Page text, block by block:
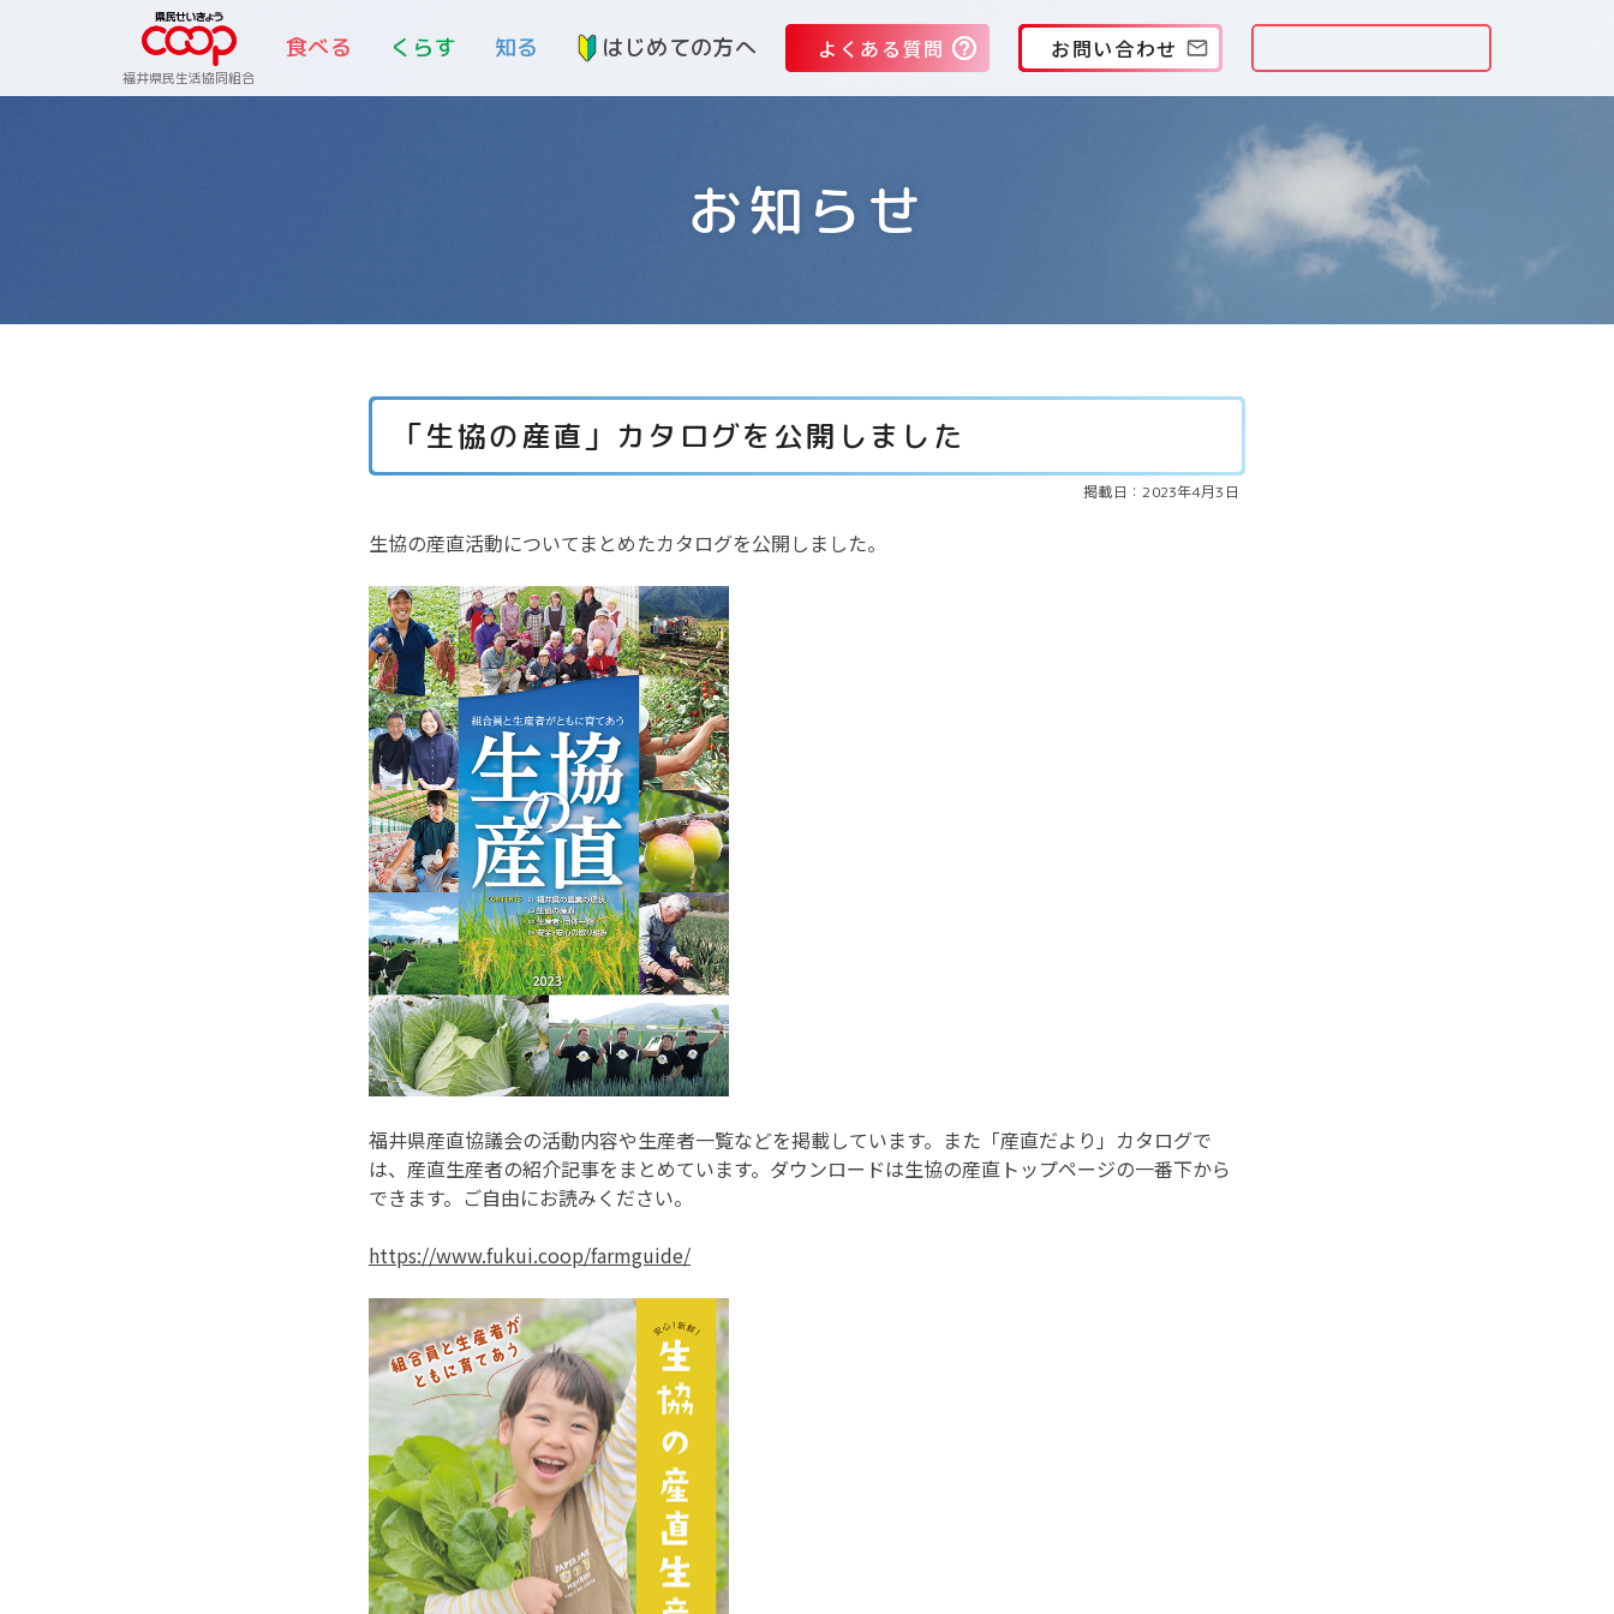
福井県民生活協同組合
食べる くらす 知る はじめての方へ よくある質問 お問い合わせ
お知らせ
「生協の産直」カタログを公開しました
掲載日：2023年4月3日
生協の産直活動についてまとめたカタログを公開しました。
福井県産直協議会の活動内容や生産者一覧などを掲載しています。また「産直だより」カタログで
は、産直生産者の紹介記事をまとめています。ダウンロードは生協の産直トップページの一番下から
できます。ご自由にお読みください。
https://www.fukui.coop/farmguide/